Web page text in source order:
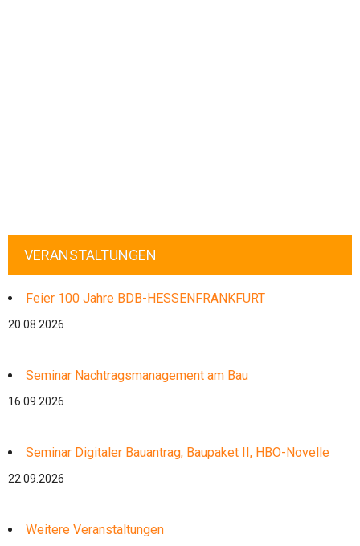
VERANSTALTUNGEN
Feier 100 Jahre BDB-HESSENFRANKFURT
20.08.2026
Seminar Nachtragsmanagement am Bau
16.09.2026
Seminar Digitaler Bauantrag, Baupaket II, HBO-Novelle
22.09.2026
Weitere Veranstaltungen